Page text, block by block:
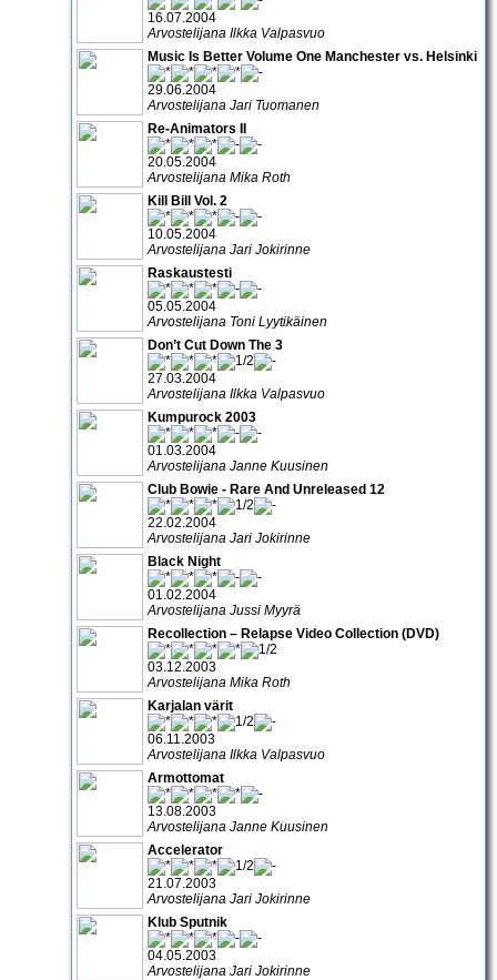
16.07.2004
Arvostelijana Ilkka Valpasvuo
Music Is Better Volume One Manchester vs. Helsinki
29.06.2004
Arvostelijana Jari Tuomanen
Re-Animators II
20.05.2004
Arvostelijana Mika Roth
Kill Bill Vol. 2
10.05.2004
Arvostelijana Jari Jokirinne
Raskaustesti
05.05.2004
Arvostelijana Toni Lyytikäinen
Don’t Cut Down The 3
27.03.2004
Arvostelijana Ilkka Valpasvuo
Kumpurock 2003
01.03.2004
Arvostelijana Janne Kuusinen
Club Bowie - Rare And Unreleased 12
22.02.2004
Arvostelijana Jari Jokirinne
Black Night
01.02.2004
Arvostelijana Jussi Myyrä
Recollection – Relapse Video Collection (DVD)
03.12.2003
Arvostelijana Mika Roth
Karjalan värit
06.11.2003
Arvostelijana Ilkka Valpasvuo
Armottomat
13.08.2003
Arvostelijana Janne Kuusinen
Accelerator
21.07.2003
Arvostelijana Jari Jokirinne
Klub Sputnik
04.05.2003
Arvostelijana Jari Jokirinne